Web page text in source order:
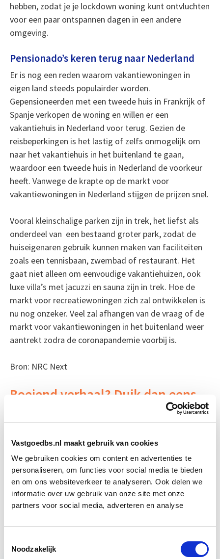
Vastgoedbs.nl maakt gebruik van cookies
We gebruiken cookies om content en advertenties te
personaliseren, om functies voor social media te bieden
en om ons websiteverkeer te analyseren. Ook delen we
informatie over uw gebruik van onze site met onze
partners voor social media, adverteren en analyse
Noodzakelijk
hebben, zodat je je lockdown woning kunt ontvluchten
voor een paar ontspannen dagen in een andere
omgeving.
Pensionado’s keren terug naar Nederland
Er is nog een reden waarom vakantiewoningen in
eigen land steeds populairder worden.
Gepensioneerden met een tweede huis in Frankrijk of
Spanje verkopen de woning en willen er een
vakantiehuis in Nederland voor terug. Gezien de
reisbeperkingen is het lastig of zelfs onmogelijk om
naar het vakantiehuis in het buitenland te gaan,
waardoor een tweede huis in Nederland de voorkeur
heeft. Vanwege de krapte op de markt voor
vakantiewoningen in Nederland stijgen de prijzen snel.
Vooral kleinschalige parken zijn in trek, het liefst als
onderdeel van een bestaand groter park, zodat de
huiseigenaren gebruik kunnen maken van faciliteiten
zoals een tennisbaan, zwembad of restaurant. Het
gaat niet alleen om eenvoudige vakantiehuizen, ook
luxe villa’s met jacuzzi en sauna zijn in trek. Hoe de
markt voor recreatiewoningen zich zal ontwikkelen is
nu nog onzeker. Veel zal afhangen van de vraag of de
markt voor vakantiewoningen in het buitenland weer
aantrekt zodra de coronapandemie voorbij is.
Bron: NRC Next
Boeiend verhaal? Duik dan eens
Aankoop en Verkoop van
Vastgoed
Start wo 7
apr
Vastgoedmarkt & Trends Start wo 30 sep